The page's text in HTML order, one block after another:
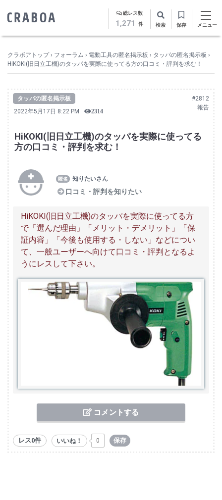
総レス数
1,271 件 検索 保存 メニュー
クラボアトップ › フォーラム › 電動工具の匿名掲示板 › タッパの匿名掲示板 ›
HiKOKI(旧日立工機)のタッパを実際に使ってる方の口コミ・評判を求む！
タッパの匿名掲示板
#2812
報告
2022年5月17日 8:22 PM 2314
HiKOKI(旧日立工機)のタッパを実際に使ってる
方の口コミ・評判を求む！
知りたいさん
口コミ・評判を知りたい
HiKOKI(旧日立工機)のタッパを実際に使ってる方
で「選んだ理由」「メリット・デメリット」「保
証内容」「今後も使用する・しない」などについ
て、一般ユーザーへ向けて口コミ・評判となるよ
うにレスして下さい。
コメントする
レス0件 いいね！ 0 保存